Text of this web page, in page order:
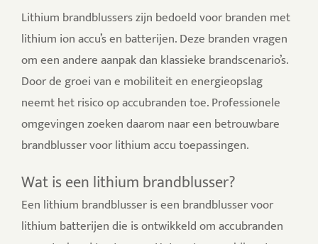
Lithium brandblussers zijn bedoeld voor branden met
lithium ion accu’s en batterijen. Deze branden vragen
om een andere aanpak dan klassieke brandscenario’s.
Door de groei van e mobiliteit en energieopslag
neemt het risico op accubranden toe. Professionele
omgevingen zoeken daarom naar een betrouwbare
brandblusser voor lithium accu toepassingen.
Wat is een lithium brandblusser?
Een lithium brandblusser is een brandblusser voor
lithium batterijen die is ontwikkeld om accubranden